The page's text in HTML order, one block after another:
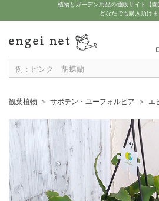
植物とガーデン用品の通販サイト【
どなたでも購入頂け
観葉植物 サボテン・ユーフォルビア
エ
観葉植物特集
ポットサイズ別 4号～5.5号
観葉植物特集
吊り下げて楽しむ観葉植物
セール
多肉＆塊根セール エピフィラム